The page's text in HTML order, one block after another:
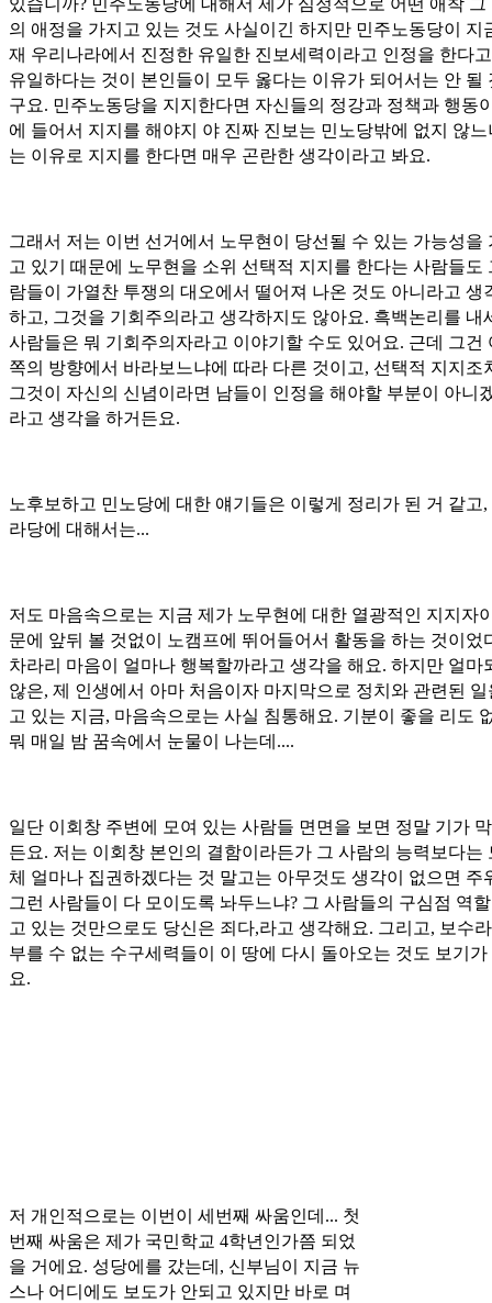
의 애정을 가지고 있는 것도 사실이긴 하지만 민주노동당이 지
재 우리나라에서 진정한 유일한 진보세력이라고 인정을 한다
유일하다는 것이 본인들이 모두 옳다는 이유가 되어서는 안 될
구요. 민주노동당을 지지한다면 자신들의 정강과 정책과 행동
에 들어서 지지를 해야지 야 진짜 진보는 민노당밖에 없지 않느
는 이유로 지지를 한다면 매우 곤란한 생각이라고 봐요.
그래서 저는 이번 선거에서 노무현이 당선될 수 있는 가능성을
고 있기 때문에 노무현을 소위 선택적 지지를 한다는 사람들도
람들이 가열찬 투쟁의 대오에서 떨어져 나온 것도 아니라고 생
하고, 그것을 기회주의라고 생각하지도 않아요. 흑백논리를 내
사람들은 뭐 기회주의자라고 이야기할 수도 있어요. 근데 그건
쪽의 방향에서 바라보느냐에 따라 다른 것이고, 선택적 지지조
그것이 자신의 신념이라면 남들이 인정을 해야할 부분이 아니
라고 생각을 하거든요.
노후보하고 민노당에 대한 얘기들은 이렇게 정리가 된 거 같고,
라당에 대해서는...
저도 마음속으로는 지금 제가 노무현에 대한 열광적인 지지자
문에 앞뒤 볼 것없이 노캠프에 뛰어들어서 활동을 하는 것이었
차라리 마음이 얼마나 행복할까라고 생각을 해요. 하지만 얼마
않은, 제 인생에서 아마 처음이자 마지막으로 정치와 관련된 일
고 있는 지금, 마음속으로는 사실 침통해요. 기분이 좋을 리도
뭐 매일 밤 꿈속에서 눈물이 나는데....
일단 이회창 주변에 모여 있는 사람들 면면을 보면 정말 기가
든요. 저는 이회창 본인의 결함이라든가 그 사람의 능력보다는
체 얼마나 집권하겠다는 것 말고는 아무것도 생각이 없으면 주
그런 사람들이 다 모이도록 놔두느냐? 그 사람들의 구심점 역
고 있는 것만으로도 당신은 죄다,라고 생각해요. 그리고, 보수
부를 수 없는 수구세력들이 이 땅에 다시 돌아오는 것도 보기가
요.
저 개인적으로는 이번이 세번째 싸움인데... 첫
번째 싸움은 제가 국민학교 4학년인가쯤 되었
을 거에요. 성당에를 갔는데, 신부님이 지금 뉴
스나 어디에도 보도가 안되고 있지만 바로 며